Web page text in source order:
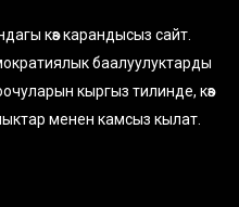
көз карандысыз сайт.
баалуулуктарды
кыргыз тилинде, көз
менен камсыз кылат.